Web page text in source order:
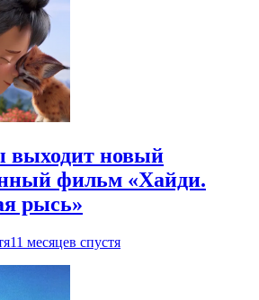
выходит новый
фильм «Хайди.
рысь»
11 месяцев спустя